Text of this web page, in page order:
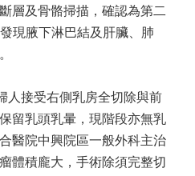
層及骨骼掃描，確認為第二
現腋下淋巴結及肝臟、肺
人接受右側乳房全切除與前
留乳頭乳暈，現階段亦無乳
醫院中興院區一般外科主治
體積龐大，手術除須完整切